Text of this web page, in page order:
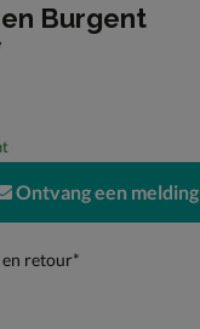
Burgent
62,99
Ontvang een melding
retour*